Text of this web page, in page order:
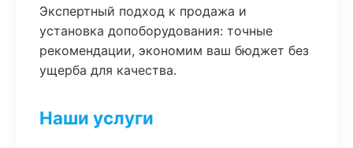
Экспертный подход к продажа и
установка допоборудования: точные
рекомендации, экономим ваш бюджет без
ущерба для качества.
Наши услуги